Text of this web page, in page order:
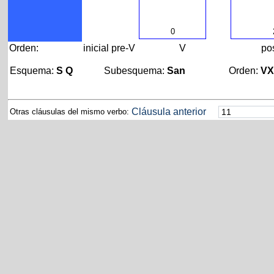
0
Orden: inicial pre-V V
Esquema: S Q Subesquema:San Orden:
Otras cláusulas del mismo verbo: Cláusula anterior